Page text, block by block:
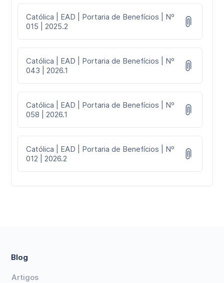
Católica | EAD | Portaria de Benefícios | Nº
015 | 2025.2
Católica | EAD | Portaria de Benefícios | Nº
043 | 2026.1
Católica | EAD | Portaria de Benefícios | Nº
058 | 2026.1
Católica | EAD | Portaria de Benefícios | Nº
012 | 2026.2
Blog
Artigos